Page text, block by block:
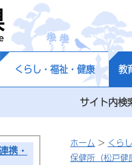
千葉県
くらし・福祉・健康 教
サイト内検
携・
ホーム > くら
保健所（松戸健